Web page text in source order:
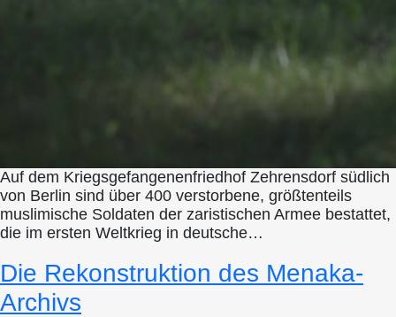
Auf dem Kriegsgefangenenfriedhof Zehrensdorf südlich
von Berlin sind über 400 verstorbene, größtenteils
muslimische Soldaten der zaristischen Armee bestattet,
die im ersten Weltkrieg in deutsche…
Die Rekonstruktion des Menaka-
Archivs